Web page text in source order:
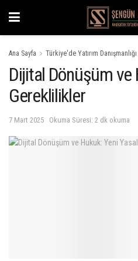
Ana Sayfa Türkiye'de Yatırım Danışmanlığı
Dijital Dönüşüm ve
Gereklilikler
7 Mart 2025 Okuma Süresi: 2 dk okuma